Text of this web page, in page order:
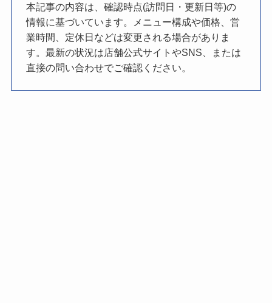
本記事の内容は、確認時点(訪問日・更新日等)の
情報に基づいています。メニュー構成や価格、営
業時間、定休日などは変更される場合がありま
す。最新の状況は店舗公式サイトやSNS、または
直接の問い合わせでご確認ください。